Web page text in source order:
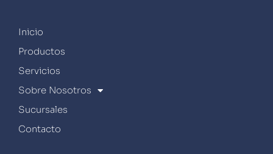
Inicio
Productos
Servicios
Sobre Nosotros
Sucursales
Contacto